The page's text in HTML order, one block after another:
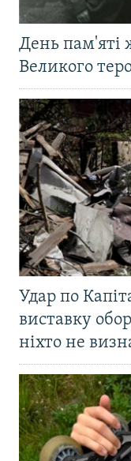
День пам'яті
Великого
Удар по
виставку
ніхто не